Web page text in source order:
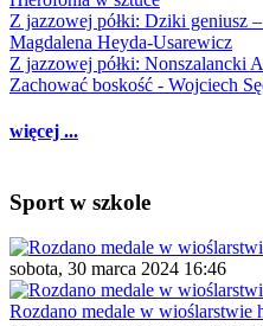
Z jazzowej półki: Dziki geniusz
Magdalena Heyda-Usarewicz
Z jazzowej półki: Nonszalancki
Zachować boskość - Wojciech
więcej ...
Sport w szkole
sobota, 30 marca 2024 16:46
Rozdano medale w wioślarstwie